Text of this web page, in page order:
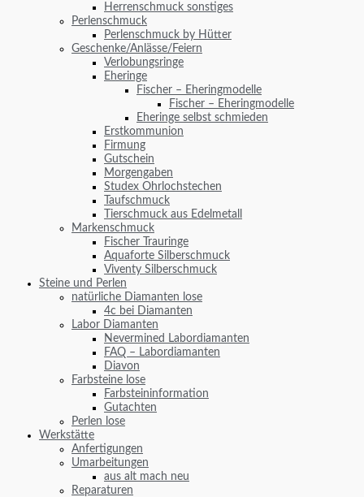
Herrenschmuck sonstiges
Perlenschmuck
Perlenschmuck by Hütter
Geschenke/Anlässe/Feiern
Verlobungsringe
Eheringe
Fischer – Eheringmodelle
Fischer – Eheringmodelle
Eheringe selbst schmieden
Erstkommunion
Firmung
Gutschein
Morgengaben
Studex Ohrlochstechen
Taufschmuck
Tierschmuck aus Edelmetall
Markenschmuck
Fischer Trauringe
Aquaforte Silberschmuck
Viventy Silberschmuck
Steine und Perlen
natürliche Diamanten lose
4c bei Diamanten
Labor Diamanten
Nevermined Labordiamanten
FAQ – Labordiamanten
Diavon
Farbsteine lose
Farbsteininformation
Gutachten
Perlen lose
Werkstätte
Anfertigungen
Umarbeitungen
aus alt mach neu
Reparaturen